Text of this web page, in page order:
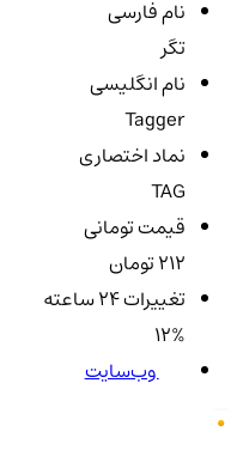
نام فارسی
تگر
نام انگلیسی
Tagger
نماد اختصاری
TAG
قیمت تومانی
212 تومان
تغییرات ۲۴ ساعته
12%
وب‌سایت